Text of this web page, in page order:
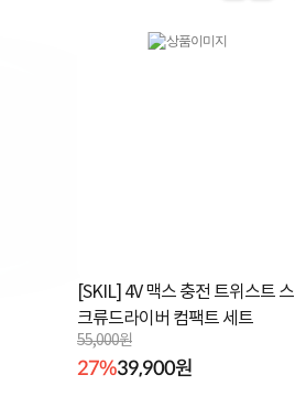
[SKIL] 4V 맥스 충전 트위스트 스
크류드라이버 컴팩트 세트
55,000원
27%39,900원